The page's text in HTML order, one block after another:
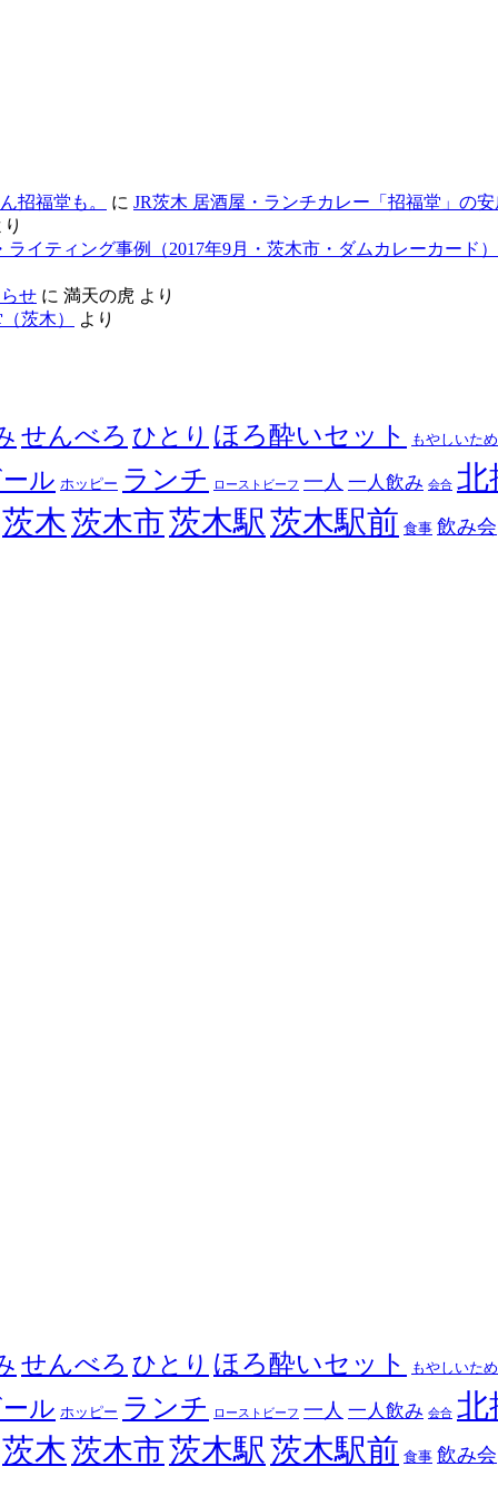
招福堂も。 に JR茨木 居酒屋・ランチカレー「招福堂」の
ライティング事例（2017年9月・茨木市・ダムカレーカー
せ に 満天の虎 より
茨木）
より
せんべろ ひとり ほろ酔いセット もやしいため
ル ホッピー ランチ ローストビーフ 一人 一人飲み 会合 北
茨木茨木市茨木駅 茨木駅前 食事 飲み会
せんべろ ひとり ほろ酔いセット もやしいため
ル ホッピー ランチ ローストビーフ 一人 一人飲み 会合 北
茨木茨木市茨木駅 茨木駅前 食事 飲み会